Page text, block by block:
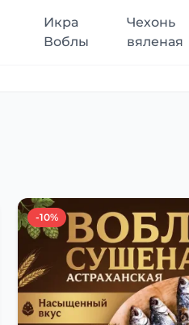
Икра
Воблы
Чехонь
вяленая
-10%